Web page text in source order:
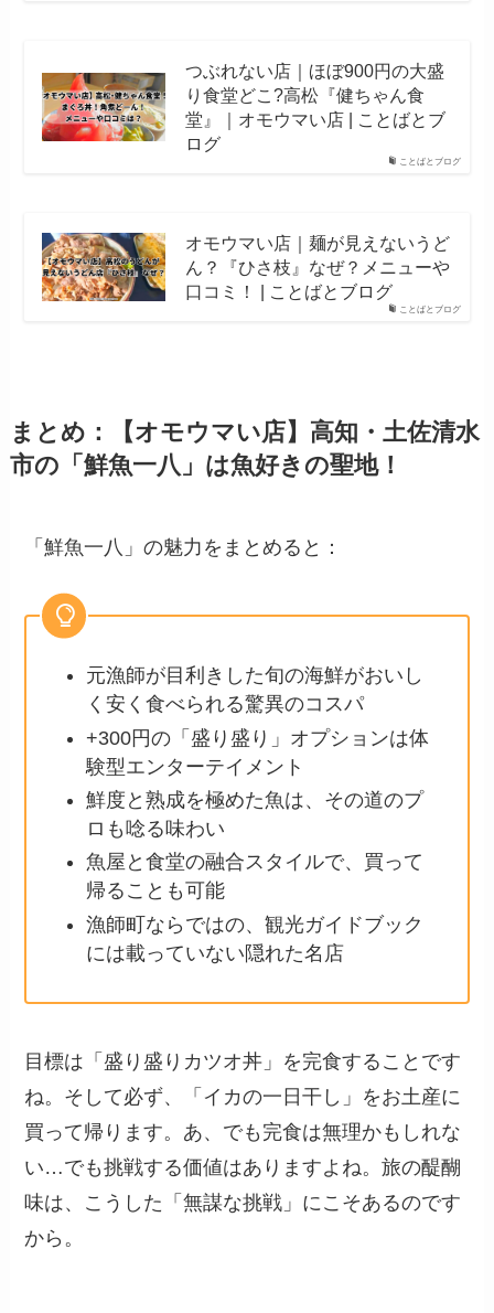
ことばとブログ
つぶれない店｜ほぼ900円の大盛
り食堂どこ?高松『健ちゃん食
堂』｜オモウマい店 | ことばとブ
ログ
ことばとブログ
オモウマい店｜麺が見えないうど
ん？『ひさ枝』なぜ？メニューや
口コミ！ | ことばとブログ
まとめ：【オモウマい店】高知・土佐清水
市の「鮮魚一八」は魚好きの聖地！
「鮮魚一八」の魅力をまとめると：
元漁師が目利きした旬の海鮮がおいし
く安く食べられる驚異のコスパ
+300円の「盛り盛り」オプションは体
験型エンターテイメント
鮮度と熟成を極めた魚は、その道のプ
ロも唸る味わい
魚屋と食堂の融合スタイルで、買って
帰ることも可能
漁師町ならではの、観光ガイドブック
には載っていない隠れた名店
目標は「盛り盛りカツオ丼」を完食することです
ね。そして必ず、「イカの一日干し」をお土産に
買って帰ります。あ、でも完食は無理かもしれな
い…でも挑戦する価値はありますよね。旅の醍醐
味は、こうした「無謀な挑戦」にこそあるのです
から。